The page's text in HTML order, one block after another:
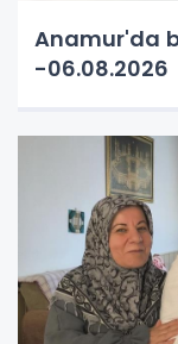
Anamur'da
-06.08.2026